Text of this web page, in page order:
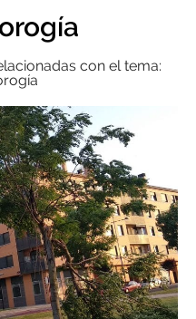
con el tema: